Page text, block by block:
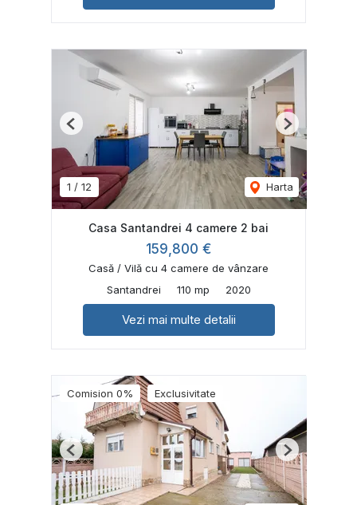
1 / 12 Harta
Previous Next
Casa Santandrei 4 camere 2 bai
159,800 €
Casă / Vilă cu 4 camere de vânzare
Santandrei
110 mp 2020
Vezi mai multe detalii
Comision 0% Exclusivitate
Previous Next